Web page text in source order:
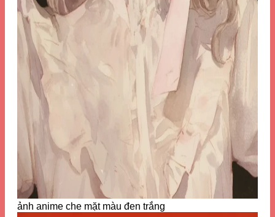
ảnh anime che mặt màu đen trắng